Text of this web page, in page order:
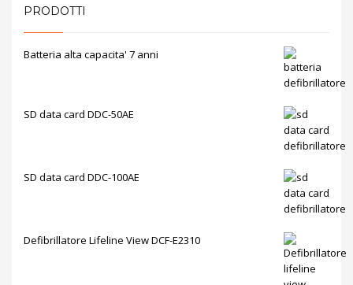
PRODOTTI
Batteria alta capacita' 7 anni
SD data card DDC-50AE
SD data card DDC-100AE
Defibrillatore Lifeline View DCF-E2310